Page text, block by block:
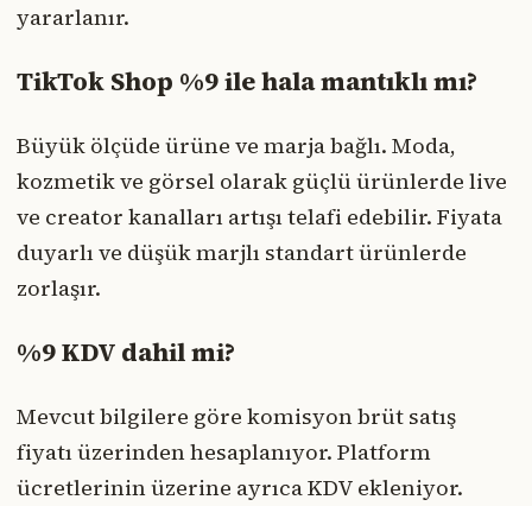
yararlanır.
TikTok Shop %9 ile hala mantıklı mı?
Büyük ölçüde ürüne ve marja bağlı. Moda,
kozmetik ve görsel olarak güçlü ürünlerde live
ve creator kanalları artışı telafi edebilir. Fiyata
duyarlı ve düşük marjlı standart ürünlerde
zorlaşır.
%9 KDV dahil mi?
Mevcut bilgilere göre komisyon brüt satış
fiyatı üzerinden hesaplanıyor. Platform
ücretlerinin üzerine ayrıca KDV ekleniyor.